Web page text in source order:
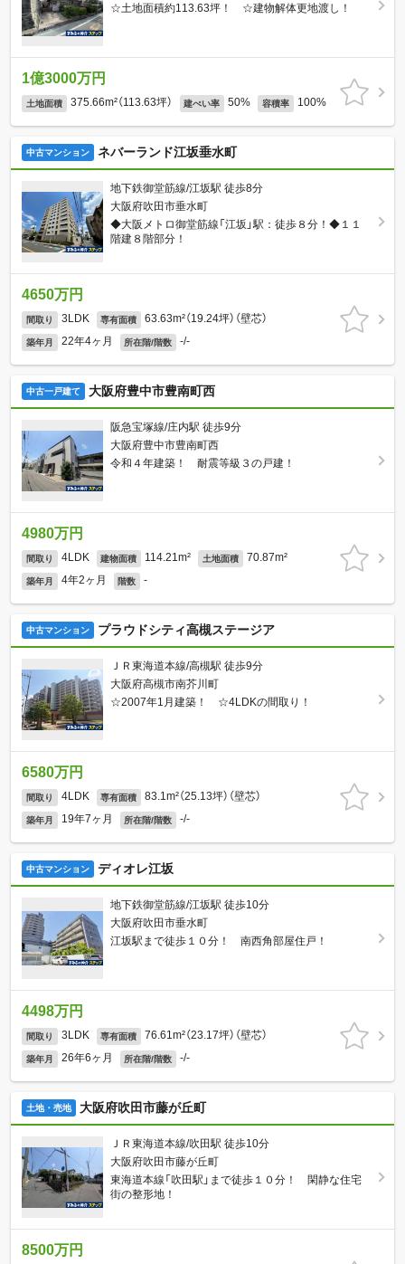
☆土地面積約113.63坪！ ☆建物解体更地渡し！
1億3000万円
土地面積 375.66m²（113.63坪） 建ぺい率 50% 容積率 100%
中古マンション ネバーランド江坂垂水町
地下鉄御堂筋線/江坂駅 徒歩8分
大阪府吹田市垂水町
◆大阪メトロ御堂筋線「江坂」駅：徒歩８分！◆１１
階建８階部分！
4650万円
間取り 3LDK 専有面積 63.63m²（19.24坪）（壁芯）
築年月 22年4ヶ月 所在階/階数 -/-
中古一戸建て 大阪府豊中市豊南町西
阪急宝塚線/庄内駅 徒歩9分
大阪府豊中市豊南町西
令和４年建築！ 耐震等級３の戸建！
4980万円
間取り 4LDK 建物面積 114.21m² 土地面積 70.87m²
築年月 4年2ヶ月 階数 -
中古マンション プラウドシティ高槻ステージア
ＪＲ東海道本線/高槻駅 徒歩9分
大阪府高槻市南芥川町
☆2007年1月建築！ ☆4LDKの間取り！
6580万円
間取り 4LDK 専有面積 83.1m²（25.13坪）（壁芯）
築年月 19年7ヶ月 所在階/階数 -/-
中古マンション ディオレ江坂
地下鉄御堂筋線/江坂駅 徒歩10分
大阪府吹田市垂水町
江坂駅まで徒歩１０分！ 南西角部屋住戸！
4498万円
間取り 3LDK 専有面積 76.61m²（23.17坪）（壁芯）
築年月 26年6ヶ月 所在階/階数 -/-
土地・売地 大阪府吹田市藤が丘町
ＪＲ東海道本線/吹田駅 徒歩10分
大阪府吹田市藤が丘町
東海道本線「吹田駅」まで徒歩１０分！ 閑静な住宅
街の整形地！
8500万円